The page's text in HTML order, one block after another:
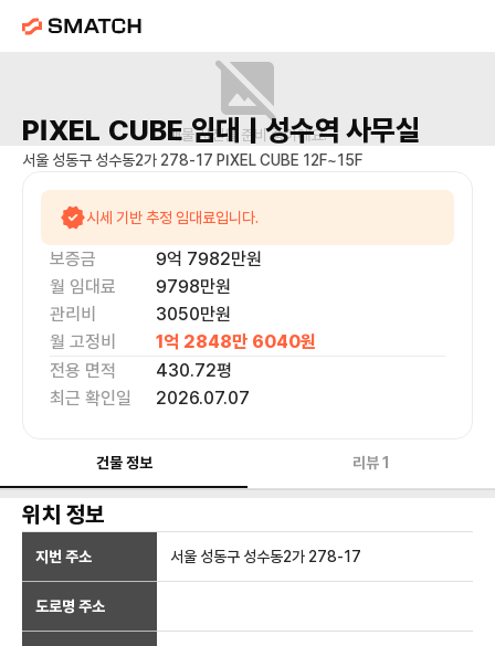
매물 사진을 준비 중이에요.
PIXEL CUBE임대 | 성수역 사무실
서울 성동구 성수동2가 278-17 PIXEL CUBE 12F~15F
시세 기반 추정 임대료입니다.
보증금 9억 7982만원
월 임대료
9798만원
관리비
3050만원
월 고정비
1억 2848만 6040원
전용 면적
430.72평
최근 확인일
2026.07.07
건물 정보 리뷰1
위치 정보
지번 주소 서울 성동구 성수동2가 278-17
도로명 주소